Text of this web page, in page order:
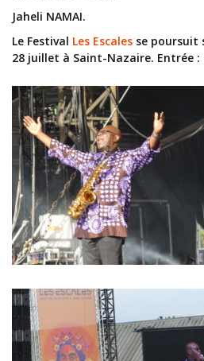
Jaheli NAMAI.
Le Festival Les Escales se poursuit
28 juillet à Saint-Nazaire. Entrée :